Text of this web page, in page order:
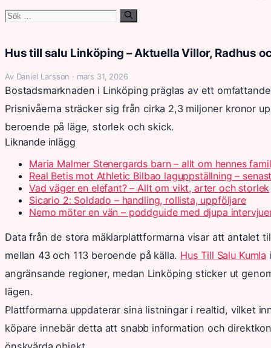
Sök
Hus till salu Linköping – Aktuella Villor, Radhus
Av Daniel Larsson · mars 31, 2026
Bostadsmarknaden i Linköping präglas av ett
Prisnivåerna sträcker sig från cirka 2,3 miljoner kronor
beroende på läge, storlek och skick.
Liknande inlägg
Maria Malmer Stenergards barn – allt om hennes
Real Betis mot Athletic Bilbao laguppställning –
Vad väger en elefant? – Allt om vikt, arter och storlek
Sicario 2: Soldado – handling, rollista, uppföljare
Nemo möter en vän – poddguide med djupa
Data från de stora mäklarplattformarna visar att antalet
mellan 43 och 113 beroende på källa. Hus Till Salu Kumla
angränsande regioner, medan Linköping sticker ut
lägen.
Plattformarna uppdaterar sina listningar i realtid, vilket
köpare innebär detta att snabb information och